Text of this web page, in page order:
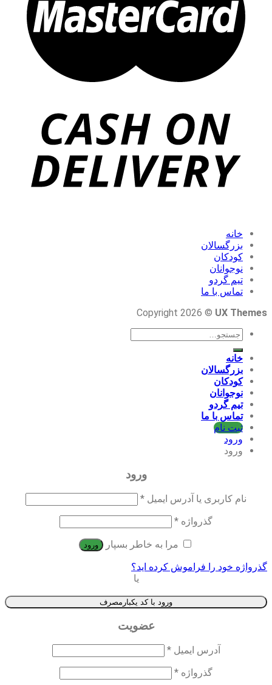
خانه
بزرگسالان
کودکان
نوجوانان
تیم گردو
تماس با ما
Copyright 2026 ©UX Themes
جستجو
برای:
خانه
بزرگسالان
کودکان
نوجوانان
تیم گردو
تماس با ما
ثبت نام
ورود
ورود
ورود
نام کاربری یا آدرس ایمیل *
گذرواژه*
مرا به خاطر بسپار
ورود
گذرواژه خود را فراموش کرده اید؟
یا
ورود با کد یکبارمصرف
عضویت
آدرس ایمیل*
گذرواژه*